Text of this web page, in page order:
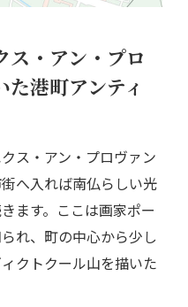
ス・アン・プロ
港町アンティ
ス・アン・プロヴァン
へ入れば南仏らしい光
ます。ここは画家ポー
れ、町の中心から少し
クトクール山を描いた